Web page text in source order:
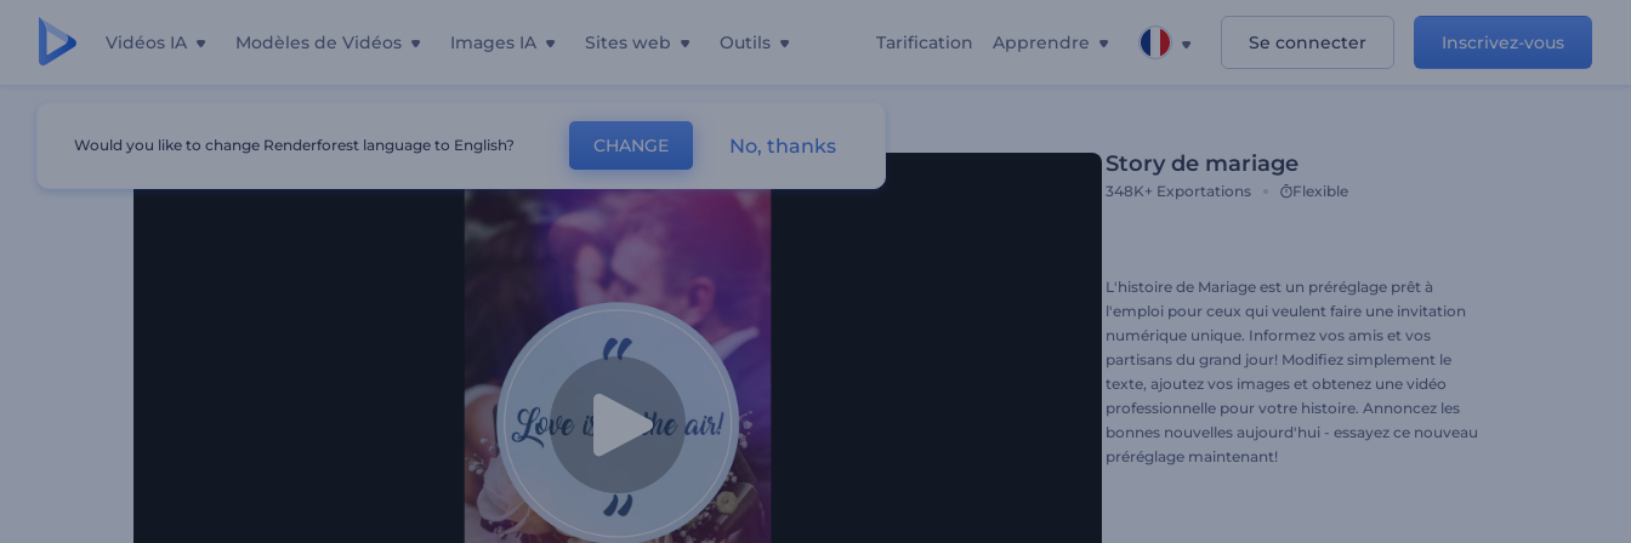
Vidéos IA Modèles de Vidéos Images IA Sites web Outils Tarification Apprendre Se connecter Inscrivez-vous
Story de mariage
348K+ Exportations Flexible
L'histoire de Mariage est un préréglage prêt à
l'emploi pour ceux qui veulent faire une invitation
numérique unique. Informez vos amis et vos
partisans du grand jour! Modifiez simplement le
texte, ajoutez vos images et obtenez une vidéo
professionnelle pour votre histoire. Annoncez les
bonnes nouvelles aujourd'hui - essayez ce nouveau
préréglage maintenant!
Would you like to change Renderforest language to English? CHANGE No, thanks